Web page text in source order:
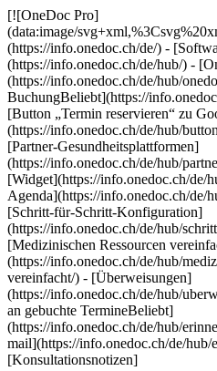
[![OneDoc Pro](data:image/svg+xml,%3Csvg%20xmlns%3D%22http%3A%2F%2Fwww.w3.org%2F2000%2Fsvg%22%20viewBox%3D%220%200%20110%2021%22%3E%3C%2Fsvg%3E)](https://info.onedoc.ch/de/) - [Software](#) - [OneDoc Hub](https://info.onedoc.ch/de/hub/) - [OneDoc-Profil](https://info.onedoc.ch/de/hub/onedoc-profil/) - [Online-BuchungBeliebt](https://info.onedoc.ch/de/hub/online-buchung/) - [Button „Termin reservieren“ zu GoogleBeliebt](https://info.onedoc.ch/de/hub/button-termin-reservieren-google/) - [Partner-Gesundheitsplattformen](https://info.onedoc.ch/de/hub/partner-gesundheitsplattformen/) - [Widget](https://info.onedoc.ch/de/hub/widget/) - [Medizinische Agenda](https://info.onedoc.ch/de/hub/medizinische-agenda/) - [Schritt-für-Schritt-Konfiguration](https://info.onedoc.ch/de/hub/schritt-fur-schritt-konfiguration/) - [Medizinischen Ressourcen vereinfacht](https://info.onedoc.ch/de/hub/medizinischen-ressourcen-vereinfacht/) - [Überweisungen](https://info.onedoc.ch/de/hub/uberweisung/) - [SMS-Erinnerungen an gebuchte TermineBeliebt](https://info.onedoc.ch/de/hub/erinnerungen-sms/) - [Bestätigungs-E-mail](https://info.onedoc.ch/de/hub/email-bestatigung/) - [Konsultationsnotizen](https://info.onedoc.ch/de/hub/konsultationsnotizen/) - [SMS-Einladung für FolgetermineNeuheit](https://info.onedoc.ch/de/hub/sms-einladung-folgetermine/) - [OneDoc Invoice](https://info.onedoc.ch/de/invoice/) - [Tarif 590Beliebt](https://info.onedoc.ch/de/invoice/tarif-590/) - [Physiotherapie Tarif](https://info.onedoc.ch/de/invoice/tarif-physiotherapie/) - [PsyTarif (581/582)Neuheit](https://info.onedoc.ch/de/invoice/psytarif/) - [Tarif Swiss Dental Hygienist (SDH)](https://info.onedoc.ch/de/invoice/tarif-sdh/) - [Tarif 595Demnächst](https://info.onedoc.ch/de/tarif-595/) - [Covercard](https://info.onedoc.ch/de/invoice/covercard/) - [QR-Rechnung](https://info.onedoc.ch/de/invoice/qr-rechnung/) - [Sicherer Rechnungsversand an Patient:innen (TG)](https://info.onedoc.ch/de/invoice/tiers-garant-rechnungen/) - [Rechnungsübermittlung an Versicherungen (TP)](https://info.onedoc.ch/de/invoice/tiers-payant-rechnungen/) - [Zahlungserinnerungen](https://info.onedoc.ch/de/invoice/zahlungserinnerungen/) - [Zahlungsabgleich](https://info.onedoc.ch/de/invoice/automatischer-zahlungsabgleich/) - [Jahresabschlüsse](https://info.onedoc.ch/de/invoice/jahresabschluessen/) - [MWST-Abrechnung](https://info.onedoc.ch/de/invoice/mwst-abrechnung/) - [Statistiken](https://info.onedoc.ch/de/invoice/statistiken/) - [Emma: KI-TelefonassistentinIn Einführung](https://info.onedoc.ch/de/emma-telefonassistentin/) - [OneDoc LinkNeuheit](https://info.onedoc.ch/de/link/) - [OneDoc InboxIn Einführung](https://info.onedoc.ch/de/inbox/) - [MedikamentenanfragenNeuheit](https://info.onedoc.ch/de/inbox/medikamentenanfragen/) - [OneDoc Visio](https://info.onedoc.ch/de/visio/) - [Videosprechstunden Badge](https://info.onedoc.ch/de/visio/abzeichen-videosprechstunde/) - [Modul für VideosprechstundeBeliebt](https://info.onedoc.ch/de/visio/videosprechstundenmodul/) - [Bildschirm Teilen](https://info.onedoc.ch/de/visio/bildschirmfreigabe/) - [Videosprechstunde Hintergrund](https://info.onedoc.ch/de/visio/videosprechstunde-hintergrund/) - [Audio und Video Einstellungen](https://info.onedoc.ch/de/visio/audio-video-einstellungen/) - [Lösungen](#) - [Ihre Anliegen](https://info.onedoc.ch/de/beduerfnisse/) - [Erhöhen Sie die Sichtbarkeit Ihrer Praxis](https://info.onedoc.ch/de/beduerfnisse/sichtbarkeit/) - [Gewinnen Sie neue Patienten](https://info.onedoc.ch/de/beduerfnisse/gewinnen-neue-patienten/) - [Binden Sie Ihre PatientenBeliebt](https://info.onedoc.ch/de/beduerfnisse/biden-sie-ihre-patienten/) - [Bringen Sie Patienten zum richtigen Zeitpunkt zurück](https://info.onedoc.ch/de/beduerfnisse/bringen-patienten-zuruck-nachfolgetermine/) - [Verwalten Sie komplexe Terminabfolgen](https://info.onedoc.ch/de/beduerfnisse/verwalten-komplexe-terminabfolgen/) - [Behalten Sie Ihre Patienten in Ihrem Netzwerk](https://info.onedoc.ch/de/beduerfnisse/behalten-patienten-netzwerk/) - [Überweisen Sie PatientenBeliebt](https://info.onedoc.ch/de/beduerfnisse/uberweisen-ihre-patienten/) - [Erhalten Sie qualifizierte Überweisungen](https://info.onedoc.ch/de/beduerfnisse/erhalten-sie-qualifizierte-uberweisungen/) - [Limitieren Sie die Anzahl an No-ShowsBeliebt](https://info.onedoc.ch/de/beduerfnisse/limitieren-no-shows/) - [Bearbeiten Sie mehr Patient:innenanfragen](https://info.onedoc.ch/de/beduerfnisse/mehr-patientenanfragen-bearbeiten/) - [Reduzieren Sie die Anzahl eingehender AnrufeBeliebt](https://info.onedoc.ch/de/beduerfnisse/anrufe-reduzieren/) - [Bleiben Sie mit Ihren Patienten in Verbindung](https://info.onedoc.ch/de/beduerfnisse/bleiben-kontakt-dank-telekonsultation/) - [Erstellen und verwalten Sie Ihre Rechnungen](https://info.onedoc.ch/de/beduerfnisse/konforme-rechnungen-erstellen/) - [Ihr Fachgebiet](https://info.onedoc.ch/de/fachgebiet/) - [AllgemeinmedizinerBeliebt](https://info.onedoc.ch/de/fachgebiet/allgemeinmediziner/) - [Facharzt](https://info.onedoc.ch/de/fachgebiet/facharzt/) - [Zahnarzt](https://info.onedoc.ch/de/fachgebiet/zahnarzt/) - [Dentalhygieniker](https://info.onedoc.ch/de/fachgebiet/dentalhygieniker/) - [Physiotherapeut](https://info.onedoc.ch/de/fachgebiet/physiotherapeut/) - [Therapeut](https://info.onedoc.ch/de/fachgebiet/therapeut/) - [Psychologe](https://info.onedoc.ch/de/fachgebiet/psychologe/) - [Psychotherapeut](https://info.onedoc.ch/de/fachgebiet/psychotherapeut/) - [Augenarzt](https://info.onedoc.ch/de/fachgebiet/augenarzt/) - [DermatologeBeliebt](https://info.onedoc.ch/de/fachgebiet/dermatologe/) - [Kinderarzt](https://info.onedoc.ch/de/fachgebiet/kinderarzt/) - [Gynäkologe](https://info.onedoc.ch/de/fachgebiet/gynakologe/) - [Ästhetische Medizin](https://info.onedoc.ch/de/fachgebiet/aesthetische-medizin/) - [Ihre Gesundheitseinrichtung](https://info.onedoc.ch/de/fachgebiet/) - [Medizinisches Zentrum](https://info.onedoc.ch/de/fachgebiet/medizinische-zentrum/) - [Spital](https://info.onedoc.ch/de/fachgebiet/spital/) - [Apotheke](https://info.onedoc.ch/de/fachgebiet/apotheke/) - [Radiologiezentrum](https://info.onedoc.ch/de/fachgebiet/radiologiezentrum/) - [Medizinisches Analyselabor](https://info.onedoc.ch/de/fachgebiet/medizinische-analyselabore/) - [Hörgeräteakustiker](https://info.onedoc.ch/de/fachgebiet/hoergeraeteakustiker/) - [Optiker](https://info.onedoc.ch/de/fachgebiet/optiker/) - [Schnittstellen](#) - [A-D](#) - [Aeskulap](https://info.onedoc.ch/de/schnittstellen/aeskulap/) - [amétiq siMed](https://info.onedoc.ch/de/schnittstellen/ametiq-simed/) - [Axenita](https://info.onedoc.ch/de/schnittstellen/axenita-axonlab/) - [Carefolio](https://info.onedoc.ch/de/schnittstellen/carefolio/) - [curaMED](https://info.onedoc.ch/de/schnittstellen/curamed/) - [Delemed](https://info.onedoc.ch/de/schnittstellen/delemed/) - [DentaGest](https://info.onedoc.ch/de/schnittstellen/dentagest/) - [Denteo](https://info.onedoc.ch/de/schnittstellen/denteo/) - [E-G](#) - [E-Medicus](https://info.onedoc.ch/de/schnittstellen/e-medicus/) - [E-PAT](https://info.onedoc.ch/de/schnittstellen/e-pat/) - [ElexisNeuheit](https://info.onedoc.ch/de/schnittstellen/elexis/) - [ePaad](https://info.onedoc.ch/de/schnittstellen/epaad/) - [ePhysio](https://info.onedoc.ch/de/schnittstellen/ephysio/) - [ergodent](https://info.onedoc.ch/de/schnittstellen/ergodent/) - [Eyesoft](https://info.onedoc.ch/de/schnittstellen/eyesoft/) - [Google Calendar](https://info.onedoc.ch/de/schnittstellen/google-calendar/) - [H-M](#) - [Handylife](https://info.onedoc.ch/de/schnittstellen/handy-patients/) - [Hexabit Luna](https://info.onedoc.ch/de/schnittstellen/hexabit-luna/) - [ifaNeuheit](https://info.onedoc.ch/de/schnittstellen/ifa/) - [KISIM](https://info.onedoc.ch/de/schnittstellen/cistec-kisim/) - [Liris](https://info.onedoc.ch/de/schnittstellen/liris/) - [Medes](https://info.onedoc.ch/de/schnittstellen/medes/) - [MediCloud](https://info.onedoc.ch/de/schnittstellen/medicloud/) - [MediOnline](https://info.onedoc.ch/de/schnittstellen/medionline-aerztekasse/) - [Mediway](https://info.onedoc.ch/de/schnittstellen/mediway/) - [N-Q](#) - [NereidaNeuheit](https://info.onedoc.ch/de/schnittstellen/nereida/) - [NEXUS](https://info.onedoc.ch/de/schnittstellen/nexus/) - [Oplus](https://info.onedoc.ch/de/schnittstellen/oplus/) - [Outlook](https://info.onedoc.ch/de/schnittstellen/outlook/) - [PhysioApp](https://info.onedoc.ch/de/schnittstellen/physioapp/) - [Polavis](https://info.onedoc.ch/de/schnittstellen/polavis/) - [Polypoint](https://info.onedoc.ch/de/schnittstellen/polypoint/) - [PraxinovaNeuheit](https://info.onedoc.ch/de/schnittstellen/praxinova/) - [ProPharma](https://info.onedoc.ch/de/schnittstellen/propharma/) - [Pulse Medica](https://info.onedoc.ch/de/schnittstellen/pulse-medica/) - [R-Z](#) - [RockethealthNeuheit](https://info.onedoc.ch/de/schnittstellen/rockethealth/) - [SOFTplus](https://info.onedoc.ch/de/schnittstellen/softplus/) - [Sokle](https://info.onedoc.ch/de/schnittstellen/sokle/) - [tomedoNeuheit](https://info.onedoc.ch/de/schnittstellen/tomedo/) - [Vitomed](https://info.onedoc.ch/de/schnittstellen/vitomed-vitodata/) - [WinLogie](https://info.onedoc.ch/de/schnittstellen/winlogie/) - [WinMed](https://info.onedoc.ch/de/schnittstellen/winmed/) - [ZaWin](https://info.onedoc.ch/de/schnittstellen/zawin/) - [Alle unsere Schnittstellen](https://info.onedoc.ch/de/schnittstellen/) - [Ressourcen](#)